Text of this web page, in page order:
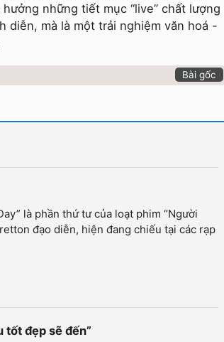
những tiết mục “live” chất lượng
diễn, mà là một trải nghiệm văn hoá -
Bài gốc
là phần thứ tư của loạt phim “Người
đạo diễn, hiện đang chiếu tại các rạp
tốt đẹp sẽ đến”